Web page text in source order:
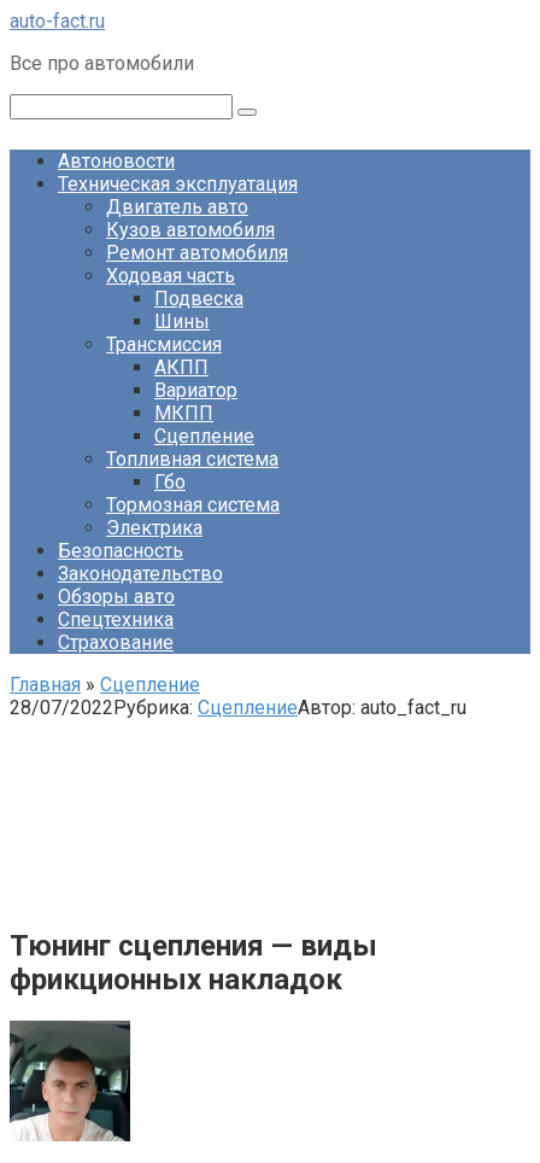
Перейти
контенту
auto-fact.ru
Все про автомобили
Автоновости
Техническая эксплуатация
Двигатель авто
Кузов автомобиля
Ремонт автомобиля
Ходовая часть
Подвеска
Шины
Трансмиссия
АКПП
Вариатор
МКПП
Сцепление
Топливная система
Гбо
Тормозная система
Электрика
Безопасность
Законодательство
Обзоры авто
Спецтехника
Страхование
Главная » Сцепление
28/07/2022Рубрика: СцеплениеАвтор: auto_fact_ru
Тюнинг сцепления — виды
фрикционных накладок